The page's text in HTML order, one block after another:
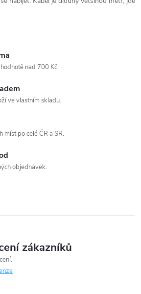
nad 700 Kč.
ve vlastním skladu.
po celé ČR a SR.
objednávek.
zákazníků